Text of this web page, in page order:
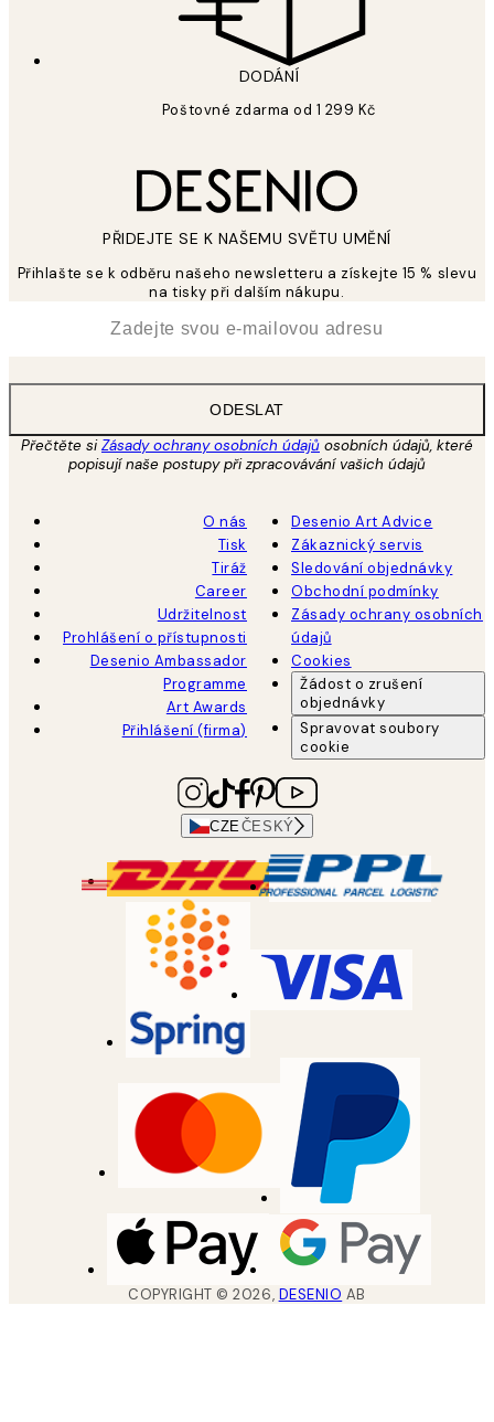
DODÁNÍ
Poštovné zdarma od 1 299 Kč
PŘIDEJTE SE K NAŠEMU SVĚTU UMĚNÍ
Přihlašte se k odběru našeho newsletteru a získejte 15 % slevu
na tisky při dalším nákupu.
ODESLAT
Přečtěte siZásady ochrany osobních údajů osobních údajů, které
popisují naše postupy při zpracovávání vašich údajů
O nás
Tisk
Tiráž
Career
Udržitelnost
Prohlášení o přístupnosti
Desenio Ambassador
Programme
Art Awards
Přihlášení (firma)
Desenio Art Advice
Zákaznický servis
Sledování objednávky
Obchodní podmínky
Zásady ochrany osobních
údajů
Cookies
Žádost o zrušení
objednávky
Spravovat soubory
cookie
CZE ČESKÝ
COPYRIGHT ©2026, DESENIO AB